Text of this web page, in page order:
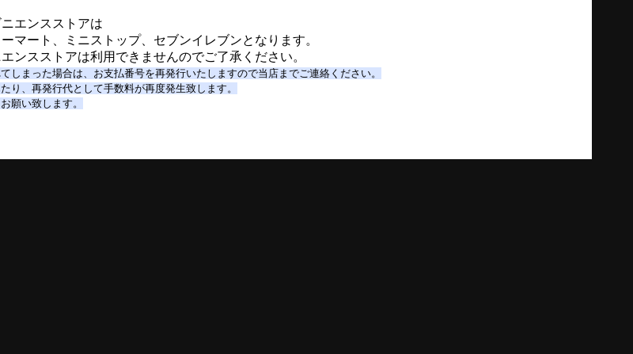
エンスストアは
マート、ミニストップ、セブンイレブンとなります。
ンスストアは利用できませんのでご了承ください。
しまった場合は、お支払番号を再発行いたしますので当店までご連絡ください。
り、再発行代として手数料が再度発生致します。
願い致します。